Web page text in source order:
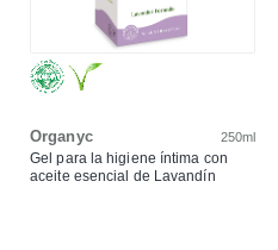
Organyc 250ml
Gel para la higiene íntima con
aceite esencial de Lavandín